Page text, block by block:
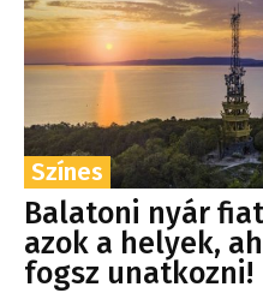
Színes
Balatoni nyár
azok a helyek,
fogsz unatkozni!